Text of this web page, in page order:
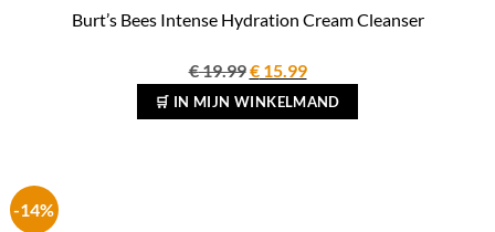
Burt’s Bees Intense Hydration Cream Cleanser
€19.99Oorspronkelijke
prijs
was:
€15.99Huidige
prijs
is:
🛒 IN MIJN WINKELMAND
-14%